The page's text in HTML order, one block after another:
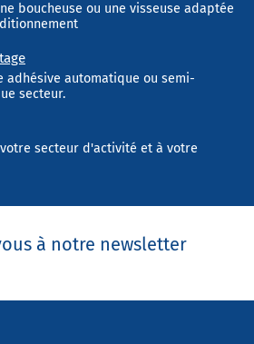
boucheuse ou une visseuse adaptée
adhésive automatique ou semi-
secteur.
secteur d'activité et à votre
à notre newsletter